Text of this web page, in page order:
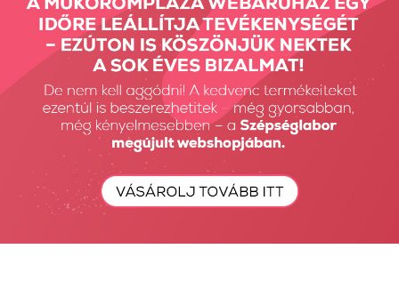
PINK GEL – GLASSY –...
9592 Ft
Pink Gel - Milky tejes
pink -...
2590 Ft